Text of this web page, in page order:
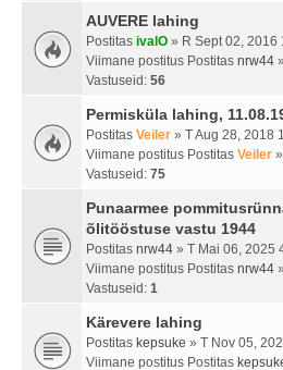
AUVERE lahing
Postitas ivalO » R Sept 02, 2016
Viimane postitus Postitas nrw44 »
Vastuseid: 56
Permisküla lahing,
Postitas Veiler » T Aug 28, 2018
Viimane postitus Postitas Veiler »
Vastuseid: 75
Punaarmee
õlitööstuse vastu 1944
Postitas nrw44 » T Mai 06, 2025
Viimane postitus Postitas nrw44 »
Vastuseid: 1
Kärevere lahing
Postitas kepsuke » T Nov 05,
Viimane postitus Postitas